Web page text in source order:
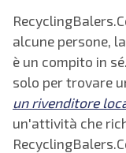
alcune persone,
è un compito in
solo per trovare
un rivenditore
un'attività che